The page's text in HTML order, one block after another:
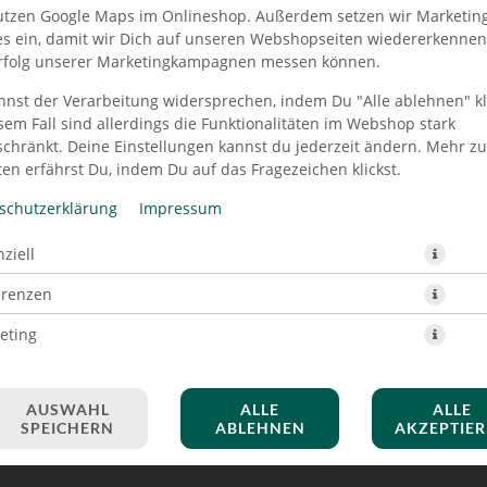
Google Maps im Onlineshop. Außerdem setzen wir
ein, damit wir Dich auf unseren Webshopseiten
unserer Marketingkampagnen messen können.
der Verarbeitung widersprechen, indem Du "Alle ablehnen"
Fall sind allerdings die Funktionalitäten im Webshop stark
Deine Einstellungen kannst du jederzeit ändern. Mehr
erfährst Du, indem Du auf das Fragezeichen klickst.
Impressum
AUSWAHL
SPEICHERN
ALLE
ABLEHNEN
ALLE
PIZZA CAPRICIOSA 28 CM